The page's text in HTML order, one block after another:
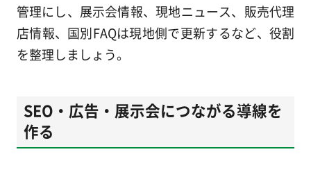
管理にし、展示会情報、現地ニュース、販売代理
店情報、国別FAQは現地側で更新するなど、役割
を整理しましょう。
SEO・広告・展示会につながる導線を
作る